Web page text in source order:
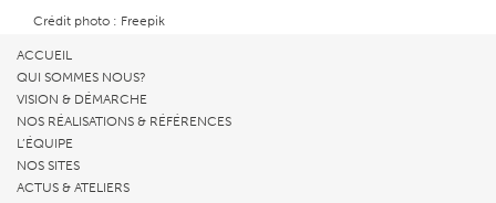
Crédit photo : Freepik
ACCUEIL
QUI SOMMES NOUS?
VISION & DÉMARCHE
NOS RÉALISATIONS & RÉFÉRENCES
L’ÉQUIPE
NOS SITES
ACTUS & ATELIERS